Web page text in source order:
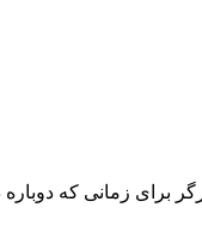
برای زمانی که